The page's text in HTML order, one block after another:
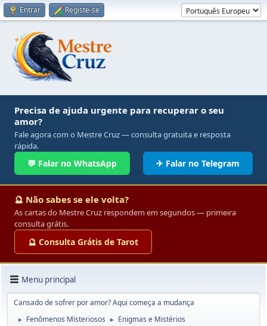
Entrar Registe-se
Precisa de ajuda urgente para recuperar o seu
amor?
Fale agora com o Mestre Cruz — consulta gratuita e resposta
rápida.
💬 Falar no WhatsApp ✈ Falar no Telegram
🔮 Não sabes se ele volta?
As cartas do Mestre Cruz respondem em segundos — primeira
consulta grátis.
🔮 Consulta Grátis de Tarot
Menu principal
Cansado de sofrer por amor? Aqui começa a mudança
► Fenômenos Misteriosos ► Enigmas e Mistérios